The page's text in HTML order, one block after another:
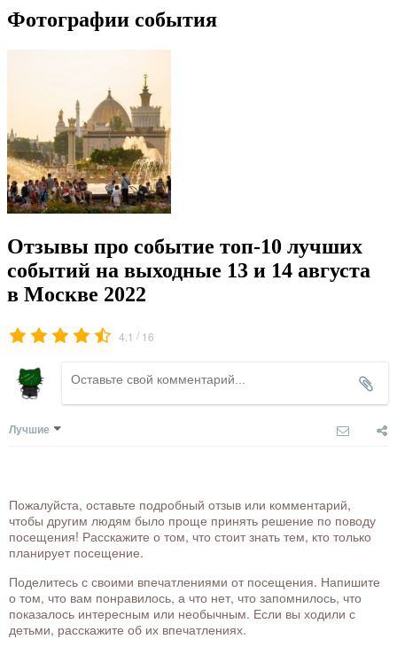
Фотографии события
Отзывы про событие топ-10 лучших
событий на выходные 13 и 14 августа
в Москве 2022
4.1 / 16
Лучшие
Пожалуйста, оставьте подробный отзыв или комментарий,
чтобы другим людям было проще принять решение по поводу
посещения! Расскажите о том, что стоит знать тем, кто только
планирует посещение.
Поделитесь с своими впечатлениями от посещения. Напишите
о том, что вам понравилось, а что нет, что запомнилось, что
показалось интересным или необычным. Если вы ходили с
детьми, расскажите об их впечатлениях.